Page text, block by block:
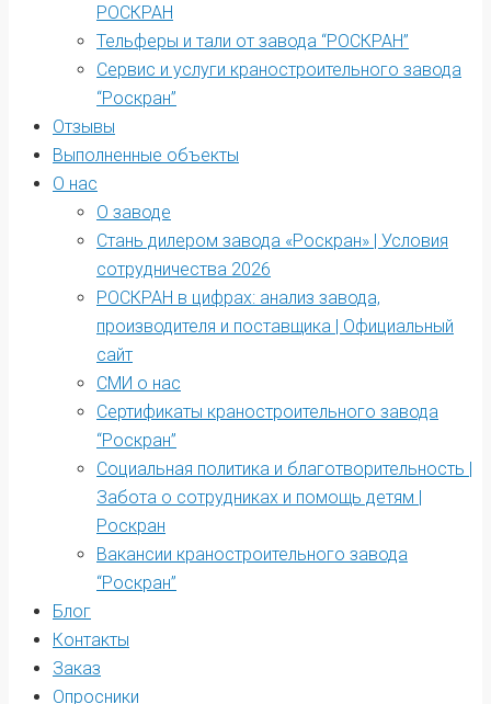
РОСКРАН
Тельферы и тали от завода “РОСКРАН”
Сервис и услуги краностроительного завода
“Роскран”
Отзывы
Выполненные объекты
О нас
О заводе
Стань дилером завода «Роскран» | Условия
сотрудничества 2026
РОСКРАН в цифрах: анализ завода,
производителя и поставщика | Официальный
сайт
СМИ о нас
Сертификаты краностроительного завода
“Роскран”
Социальная политика и благотворительность |
Забота о сотрудниках и помощь детям |
Роскран
Вакансии краностроительного завода
“Роскран”
Блог
Контакты
Заказ
Опросники